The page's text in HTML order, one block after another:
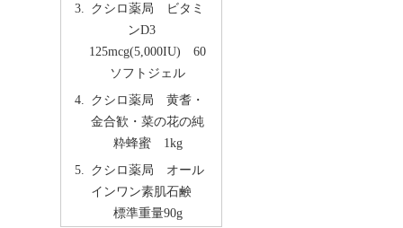
クシロ薬局 ビタミ
ンD3
125mcg(5,000IU) 60
ソフトジェル
クシロ薬局 黄耆・
金合歓・菜の花の純
粋蜂蜜 1kg
クシロ薬局 オール
インワン素肌石鹸
標準重量90g